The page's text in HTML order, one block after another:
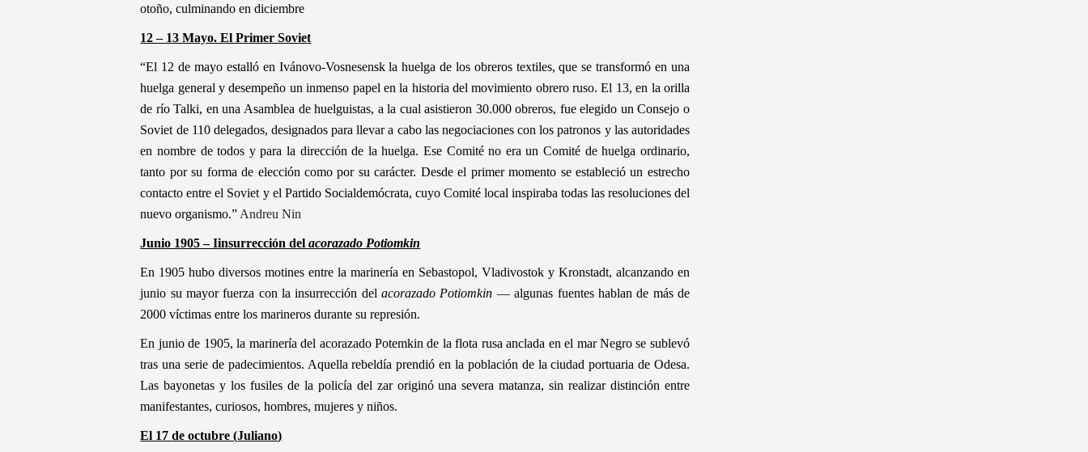
otoño, culminando en diciembre
12 – 13 Mayo. El Primer Soviet
“El 12 de mayo estalló en Ivánovo-Vosnesensk la huelga de los obreros textiles, que se transformó en una
huelga general y desempeño un inmenso papel en la historia del movimiento obrero ruso. El 13, en la orilla
de río Talki, en una Asamblea de huelguistas, a la cual asistieron 30.000 obreros, fue elegido un Consejo o
Soviet de 110 delegados, designados para llevar a cabo las negociaciones con los patronos y las autoridades
en nombre de todos y para la dirección de la huelga. Ese Comité no era un Comité de huelga ordinario,
tanto por su forma de elección como por su carácter. Desde el primer momento se estableció un estrecho
contacto entre el Soviet y el Partido Socialdemócrata, cuyo Comité local inspiraba todas las resoluciones del
nuevo organismo.” Andreu Nin
Junio 1905 – Iinsurrección delacorazado Potiomkin
En 1905 hubo diversos motines entre la marinería en Sebastopol, Vladivostok y Kronstadt, alcanzando en
junio su mayor fuerza con la insurrección delacorazado Potiomkin — algunas fuentes hablan de más de
2000 víctimas entre los marineros durante su represión.
En junio de 1905, la marinería del acorazado Potemkin de la flota rusa anclada en el mar Negro se sublevó
tras una serie de padecimientos. Aquella rebeldía prendió en la población de la ciudad portuaria de Odesa.
Las bayonetas y los fusiles de la policía del zar originó una severa matanza, sin realizar distinción entre
manifestantes, curiosos, hombres, mujeres y niños.
El 17de octubre (Juliano)